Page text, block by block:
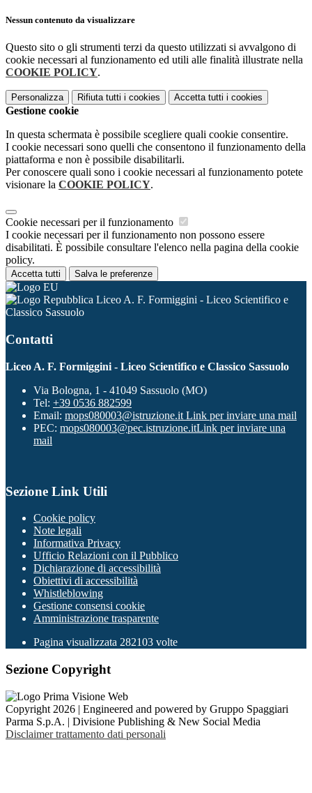
Nessun contenuto da visualizzare
Questo sito o gli strumenti terzi da questo utilizzati si avvalgono di
cookie necessari al funzionamento ed utili alle finalità illustrate nella
COOKIE POLICY.
Personalizza Rifiuta tutti i cookies Accetta tutti i cookies
Gestione cookie
In questa schermata è possibile scegliere quali cookie consentire.
I cookie necessari sono quelli che consentono il funzionamento della
piattaforma e non è possibile disabilitarli.
Per conoscere quali sono i cookie necessari al funzionamento potete
visionare la COOKIE POLICY.
Cookie necessari per il funzionamento
I cookie necessari per il funzionamento non possono essere
disabilitati. È possibile consultare l'elenco nella pagina della cookie
policy.
Accetta tutti Salva le preferenze
Liceo A. F. Formiggini - Liceo Scientifico e
Classico Sassuolo
Contatti
Liceo A. F. Formiggini - Liceo Scientifico e Classico Sassuolo
Via Bologna, 1 - 41049 Sassuolo (MO)
Tel: +39 0536 882599
Email: mops080003@istruzione.it Link per inviare una mail
PEC: mops080003@pec.istruzione.itLink per inviare una
mail
Sezione Link Utili
Cookie policy
Note legali
Informativa Privacy
Ufficio Relazioni con il Pubblico
Dichiarazione di accessibilità
Obiettivi di accessibilità
Whistleblowing
Gestione consensi cookie
Amministrazione trasparente
Pagina visualizzata 282103 volte
Sezione Copyright
Copyright 2026 | Engineered and powered by Gruppo Spaggiari
Parma S.p.A. | Divisione Publishing & New Social Media
Disclaimer trattamento dati personali